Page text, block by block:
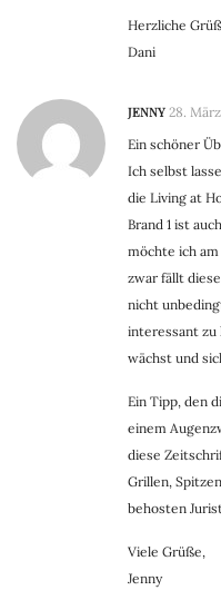
Herzliche
Dani
JENNY 28.
Ein schöner
Ich selbst
die Living at
Brand 1 ist
möchte ich am
zwar fällt
nicht
interessant zu
wächst und
Ein Tipp, den
einem
diese
Grillen,
behosten
Viele Grüße,
Jenny